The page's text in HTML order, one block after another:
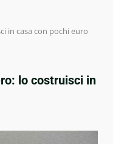
in casa con pochi euro
lo costruisci in